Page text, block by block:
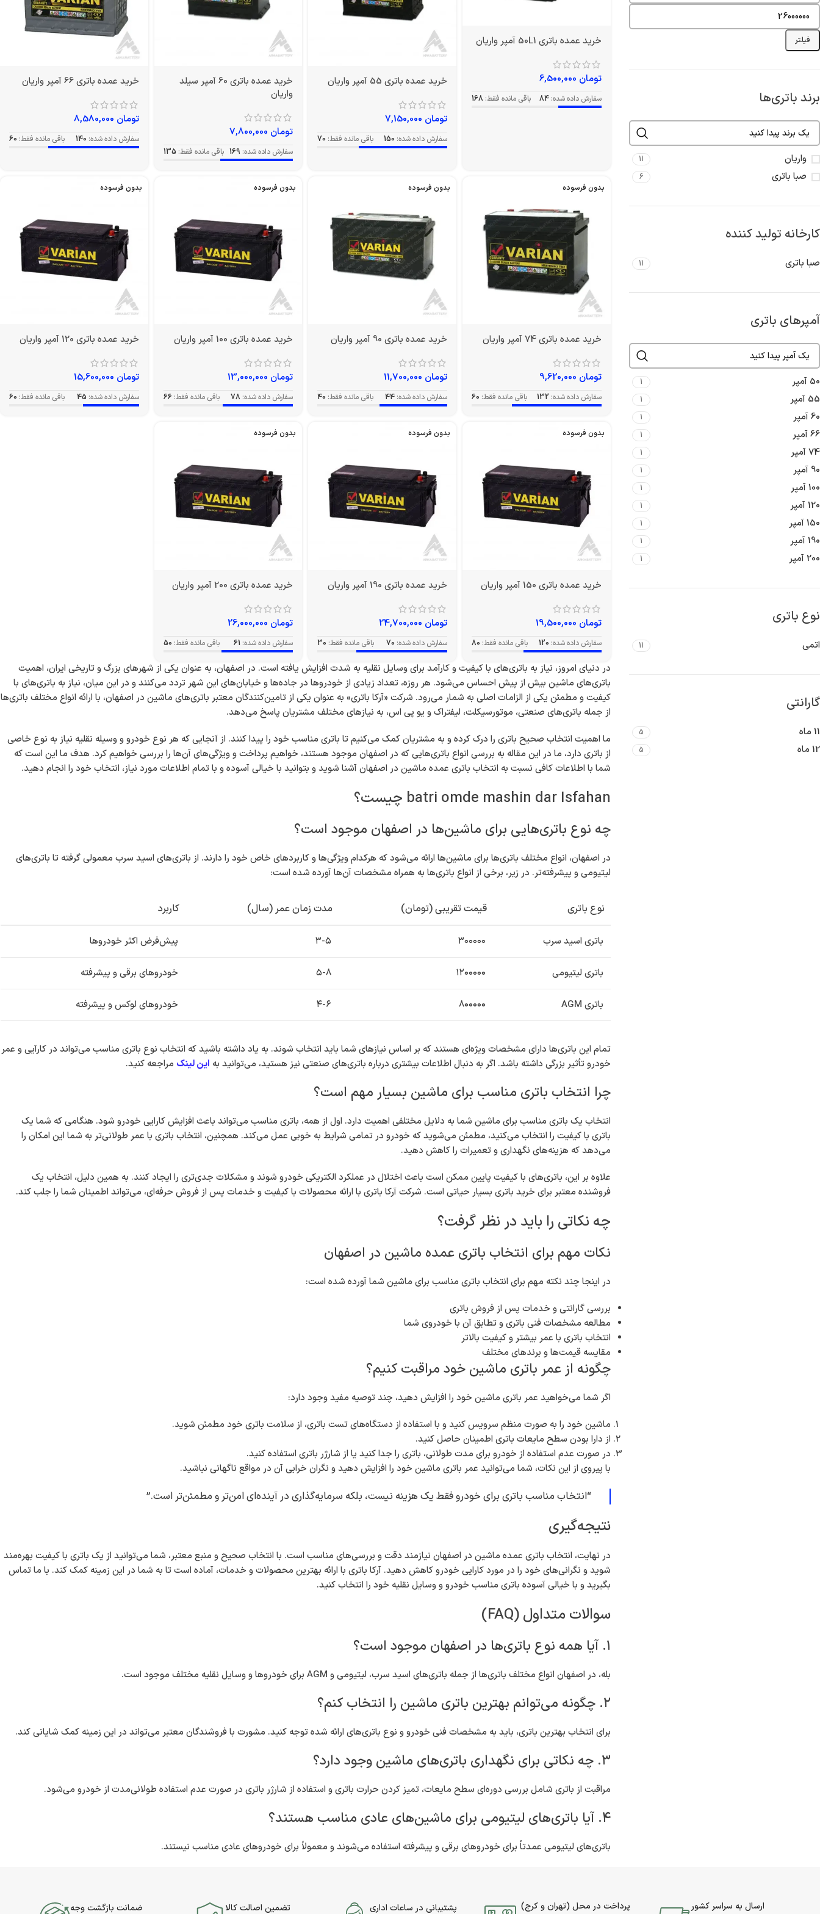
فیلتر
برند باتری‌ها
واریان 11
صبا باتری 6
کارخانه تولید کننده
صبا باتری 11
آمپرهای باتری
50 آمپر 1
55 آمپر 1
60 آمپر 1
66 آمپر 1
74 آمپر 1
90 آمپر 1
100 آمپر 1
120 آمپر 1
150 آمپر 1
190 آمپر 1
200 آمپر 1
نوع باتری
اتمی 11
گارانتی
11 ماه 5
12 ماه 5
خرید عمده باتری 50L1 آمپر واریان
تومان
سفارش داده شده: 84 باقی مانده فقط: 168
خرید عمده باتری 55 آمپر واریان
تومان
سفارش داده شده: 150 باقی مانده فقط: 70
خرید عمده باتری 60 آمپر سیلد
واریان
تومان
سفارش داده شده: 169 باقی مانده فقط: 135
خرید عمده باتری 66 آمپر واریان
تومان
سفارش داده شده: 140 باقی مانده فقط: 60
بدون فرسوده
خرید عمده باتری 74 آمپر واریان
تومان
سفارش داده شده: 132 باقی مانده فقط: 60
بدون فرسوده
خرید عمده باتری 90 آمپر واریان
تومان
سفارش داده شده: 44 باقی مانده فقط: 40
بدون فرسوده
خرید عمده باتری 100 آمپر واریان
تومان
سفارش داده شده: 78 باقی مانده فقط: 66
بدون فرسوده
خرید عمده باتری 120 آمپر واریان
تومان
سفارش داده شده: 45 باقی مانده فقط: 60
بدون فرسوده
خرید عمده باتری 150 آمپر واریان
تومان
سفارش داده شده: 120 باقی مانده فقط: 80
بدون فرسوده
خرید عمده باتری 190 آمپر واریان
تومان
سفارش داده شده: 70 باقی مانده فقط: 30
بدون فرسوده
خرید عمده باتری 200 آمپر واریان
تومان
سفارش داده شده: 61 باقی مانده فقط: 50
در دنیای امروز، نیاز به باتری‌های با کیفیت و کارآمد برای وسایل نقلیه به شدت افزایش یافته است. در اصفهان، به عنوان یکی از شهرهای بزرگ و تاریخی ایران، اهمیت
باتری‌های ماشین بیش از پیش احساس می‌شود. هر روزه، تعداد زیادی از خودروها در جاده‌ها و خیابان‌های این شهر تردد می‌کنند و در این میان، نیاز به باتری‌های با
کیفیت و مطمئن یکی از الزامات اصلی به شمار می‌رود. شرکت «آرکا باتری» به عنوان یکی از تامین‌کنندگان معتبر باتری‌های ماشین در اصفهان، با ارائه انواع مختلف باتری‌ها
از جمله باتری‌های صنعتی، موتورسیکلت، لیفتراک و یو پی اس، به نیازهای مختلف مشتریان پاسخ می‌دهد.
ما اهمیت انتخاب صحیح باتری را درک کرده و به مشتریان کمک می‌کنیم تا باتری مناسب خود را پیدا کنند. از آنجایی که هر نوع خودرو و وسیله نقلیه نیاز به نوع خاصی
از باتری دارد، ما در این مقاله به بررسی انواع باتری‌هایی که در اصفهان موجود هستند، خواهیم پرداخت و ویژگی‌های آن‌ها را بررسی خواهیم کرد. هدف ما این است که
شما با اطلاعات کافی نسبت به انتخاب باتری عمده ماشین در اصفهان آشنا شوید و بتوانید با خیالی آسوده و با تمام اطلاعات مورد نیاز، انتخاب خود را انجام دهید.
batri omde mashin dar Isfahan چیست؟
چه نوع باتری‌هایی برای ماشین‌ها در اصفهان موجود است؟
در اصفهان، انواع مختلف باتری‌ها برای ماشین‌ها ارائه می‌شود که هرکدام ویژگی‌ها و کاربردهای خاص خود را دارند. از باتری‌های اسید سرب معمولی گرفته تا باتری‌های
لیتیومی و پیشرفته‌تر. در زیر، برخی از انواع باتری‌ها به همراه مشخصات آن‌ها آورده شده است:
نوع باتری قیمت تقریبی (تومان) مدت زمان عمر (سال) کاربرد
باتری اسید سرب ۳۰۰۰۰۰ ۳-۵ پیش‌فرض اکثر خودروها
باتری لیتیومی ۱۲۰۰۰۰۰ ۵-۸ خودروهای برقی و پیشرفته
باتری AGM ۸۰۰۰۰۰ ۴-۶ خودروهای لوکس و پیشرفته
تمام این باتری‌ها دارای مشخصات ویژه‌ای هستند که بر اساس نیازهای شما باید انتخاب شوند. به یاد داشته باشید که انتخاب نوع باتری مناسب می‌تواند در کارآیی و عمر
خودرو تأثیر بزرگی داشته باشد. اگر به دنبال اطلاعات بیشتری درباره باتری‌های صنعتی نیز هستید، می‌توانید به این لینک مراجعه کنید.
چرا انتخاب باتری مناسب برای ماشین بسیار مهم است؟
انتخاب یک باتری مناسب برای ماشین شما به دلایل مختلفی اهمیت دارد. اول از همه، باتری مناسب می‌تواند باعث افزایش کارایی خودرو شود. هنگامی که شما یک
باتری با کیفیت را انتخاب می‌کنید، مطمئن می‌شوید که خودرو در تمامی شرایط به خوبی عمل می‌کند. همچنین، انتخاب باتری با عمر طولانی‌تر به شما این امکان را
می‌دهد که هزینه‌های نگهداری و تعمیرات را کاهش دهید.
علاوه بر این، باتری‌های با کیفیت پایین ممکن است باعث اختلال در عملکرد الکتریکی خودرو شوند و مشکلات جدی‌تری را ایجاد کنند. به همین دلیل، انتخاب یک
فروشنده معتبر برای خرید باتری بسیار حیاتی است. شرکت آرکا باتری با ارائه محصولات با کیفیت و خدمات پس از فروش حرفه‌ای، می‌تواند اطمینان شما را جلب کند.
چه نکاتی را باید در نظر گرفت؟
نکات مهم برای انتخاب باتری عمده ماشین در اصفهان
در اینجا چند نکته مهم برای انتخاب باتری مناسب برای ماشین شما آورده شده است:
بررسی گارانتی و خدمات پس از فروش باتری
مطالعه مشخصات فنی باتری و تطابق آن با خودروی شما
انتخاب باتری با عمر بیشتر و کیفیت بالاتر
مقایسه قیمت‌ها و برندهای مختلف
چگونه از عمر باتری ماشین خود مراقبت کنیم؟
اگر شما می‌خواهید عمر باتری ماشین خود را افزایش دهید، چند توصیه مفید وجود دارد:
ماشین خود را به صورت منظم سرویس کنید و با استفاده از دستگاه‌های تست باتری، از سلامت باتری خود مطمئن شوید.
از دارا بودن سطح مایعات باتری اطمینان حاصل کنید.
در صورت عدم استفاده از خودرو برای مدت طولانی، باتری را جدا کنید یا از شارژر باتری استفاده کنید.
با پیروی از این نکات، شما می‌توانید عمر باتری ماشین خود را افزایش دهید و نگران خرابی آن در مواقع ناگهانی نباشید.
“انتخاب مناسب باتری برای خودرو فقط یک هزینه نیست، بلکه سرمایه‌گذاری در آینده‌ای امن‌تر و مطمئن‌تر است.”
نتیجه‌گیری
در نهایت، انتخاب باتری عمده ماشین در اصفهان نیازمند دقت و بررسی‌های مناسب است. با انتخاب صحیح و منبع معتبر، شما می‌توانید از یک باتری با کیفیت بهره‌مند
شوید و نگرانی‌های خود را در مورد کارایی خودرو کاهش دهید. آرکا باتری با ارائه بهترین محصولات و خدمات، آماده است تا به شما در این زمینه کمک کند. با ما تماس
بگیرید و با خیالی آسوده باتری مناسب خودرو و وسایل نقلیه خود را انتخاب کنید.
سوالات متداول (FAQ)
۱. آیا همه نوع باتری‌ها در اصفهان موجود است؟
بله، در اصفهان انواع مختلف باتری‌ها از جمله باتری‌های اسید سرب، لیتیومی و AGM برای خودروها و وسایل نقلیه مختلف موجود است.
۲. چگونه می‌توانم بهترین باتری ماشین را انتخاب کنم؟
برای انتخاب بهترین باتری، باید به مشخصات فنی خودرو و نوع باتری‌های ارائه شده توجه کنید. مشورت با فروشندگان معتبر می‌تواند در این زمینه کمک شایانی کند.
۳. چه نکاتی برای نگهداری باتری‌های ماشین وجود دارد؟
مراقبت از باتری شامل بررسی دوره‌ای سطح مایعات، تمیز کردن حرارت باتری و استفاده از شارژر باتری در صورت عدم استفاده طولانی‌مدت از خودرو می‌شود.
۴. آیا باتری‌های لیتیومی برای ماشین‌های عادی مناسب هستند؟
باتری‌های لیتیومی عمدتاً برای خودروهای برقی و پیشرفته استفاده می‌شوند و معمولاً برای خودروهای عادی مناسب نیستند.
ارسال به سراسر کشور پرداخت در محل (تهران و کرج) پشتیبانی در ساعات اداری تضمین اصالت کالا ضمانت بازگشت وجه